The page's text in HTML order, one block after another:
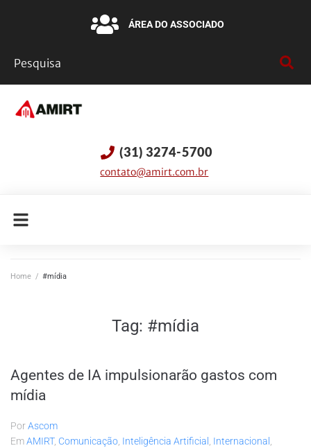
ÁREA DO ASSOCIADO
(31) 3274-5700
contato@amirt.com.br
Home / #mídia
Tag: #mídia
Agentes de IA impulsionarão gastos com
mídia
PorAscom
EmAMIRT, Comunicação Inteligência Artificial Internacional